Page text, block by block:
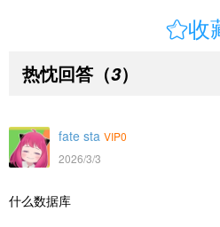
收
热忱回答 （3）
fate sta VIP0
2026/3/3
什么数据库